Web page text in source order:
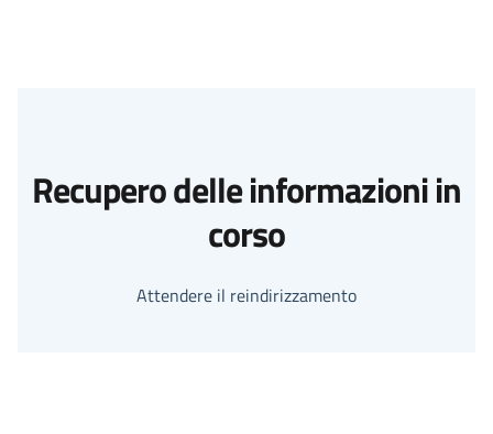
Recupero delle informazioni in
corso
Attendere il reindirizzamento